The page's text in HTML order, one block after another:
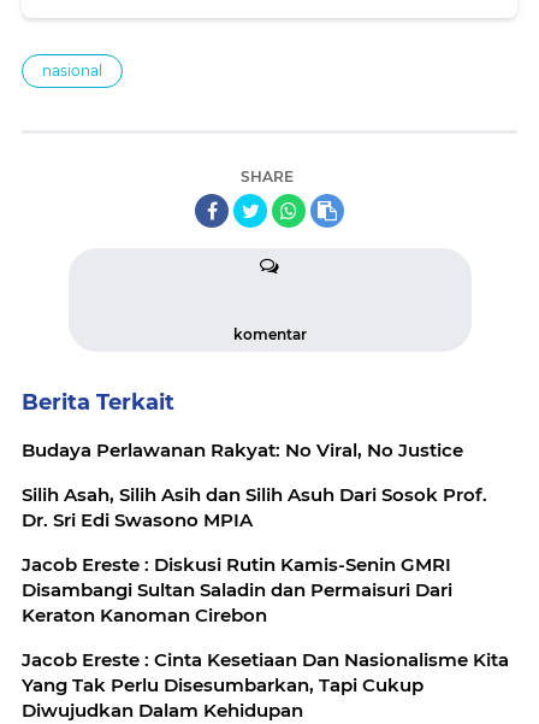
nasional
SHARE
komentar
Berita Terkait
Budaya Perlawanan Rakyat: No Viral, No Justice
Silih Asah, Silih Asih dan Silih Asuh Dari Sosok Prof.
Dr. Sri Edi Swasono MPIA
Jacob Ereste : Diskusi Rutin Kamis-Senin GMRI
Disambangi Sultan Saladin dan Permaisuri Dari
Keraton Kanoman Cirebon
Jacob Ereste : Cinta Kesetiaan Dan Nasionalisme Kita
Yang Tak Perlu Disesumbarkan, Tapi Cukup
Diwujudkan Dalam Kehidupan